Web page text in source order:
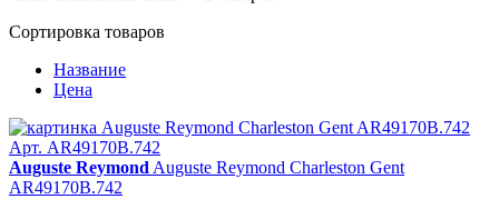
Сортировка товаров
Название
Цена
Арт. AR49170B.742
Auguste Reymond Auguste Reymond Charleston Gent
AR49170B.742